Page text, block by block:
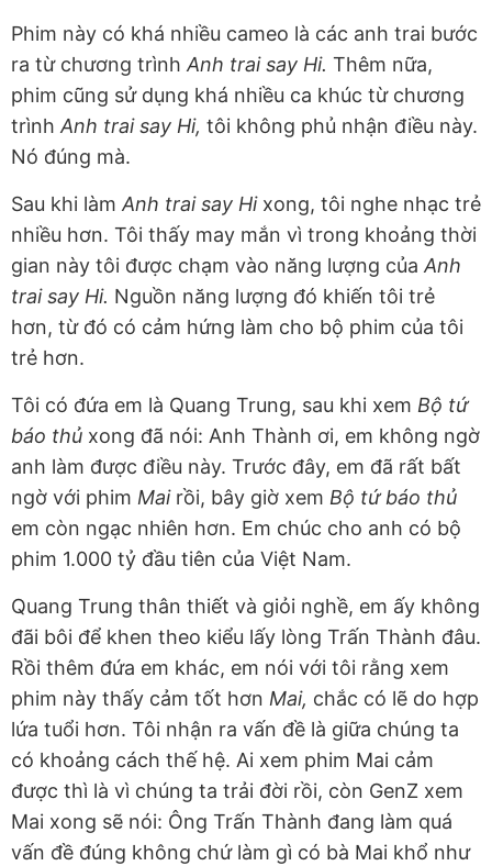
Phim này có khá nhiều cameo là các anh trai bước
ra từ chương trìnhAnh trai say Hi. Thêm nữa,
phim cũng sử dụng khá nhiều ca khúc từ chương
trìnhAnh trai say Hi, tôi không phủ nhận điều này.
Nó đúng mà.
Sau khi làmAnh trai say Hixong, tôi nghe nhạc trẻ
nhiều hơn. Tôi thấy may mắn vì trong khoảng thời
gian này tôi được chạm vào năng lượng củaAnh
trai say Hi. Nguồn năng lượng đó khiến tôi trẻ
hơn, từ đó có cảm hứng làm cho bộ phim của tôi
trẻ hơn.
Tôi có đứa em là Quang Trung, sau khi xem Bộ tứ
báo thủ xong đã nói: Anh Thành ơi, em không ngờ
anh làm được điều này. Trước đây, em đã rất bất
ngờ với phim Mairồi, bây giờ xem Bộ tứ báo thủ
em còn ngạc nhiên hơn. Em chúc cho anh có bộ
phim 1.000 tỷ đầu tiên của Việt Nam.
Quang Trung thân thiết và giỏi nghề, em ấy không
đãi bôi để khen theo kiểu lấy lòng Trấn Thành đâu.
Rồi thêm đứa em khác, em nói với tôi rằng xem
phim này thấy cảm tốt hơn Mai, chắc có lẽ do hợp
lứa tuổi hơn. Tôi nhận ra vấn đề là giữa chúng ta
có khoảng cách thế hệ. Ai xem phim Mai cảm
được thì là vì chúng ta trải đời rồi, còn GenZ xem
Mai xong sẽ nói: Ông Trấn Thành đang làm quá
vấn đề đúng không chứ làm gì có bà Mai khổ như